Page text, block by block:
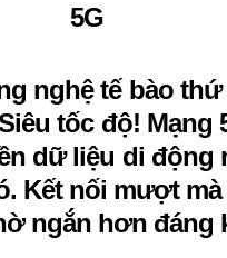
5G
nghệ tế bào thứ
tốc độ! Mạng
dữ liệu di động
Kết nối mượt
ngắn hơn đáng